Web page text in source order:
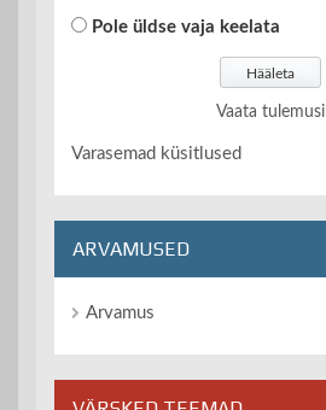
Pole üldse vaja keelata
Vaata tulemusi
Varasemad küsitlused
ARVAMUSED
Arvamus